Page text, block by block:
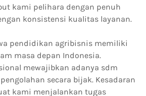
kami pelihara dengan penuh
konsistensi kualitas layanan.
pendidikan agribisnis memiliki
masa depan Indonesia.
mewajibkan adanya sdm
secara bijak. Kesadaran
kami menjalankan tugas